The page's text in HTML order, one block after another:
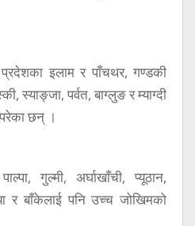
इलाम र पाँचथर, गण्डकी
पर्वत, बाग्लुङ र म्याग्दी
छन् ।
गुल्मी, अर्घाखाँची, प्यूठान,
र बाँकेलाई पनि उच्च जोखिमको